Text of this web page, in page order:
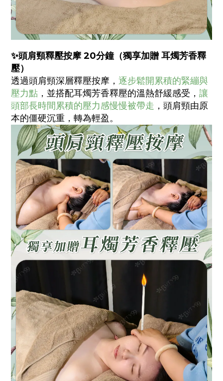
✨頭肩頸釋壓按摩 20分鐘（獨享加贈 耳燭芳香釋
壓）
透過頭肩頸深層釋壓按摩， 逐步鬆開累積的緊繃與
壓力點 ，並搭配耳燭芳香釋壓的溫熱舒緩感受， 讓
頭部長時間累積的壓力感慢慢被帶走 ，頭肩頸由原
本的僵硬沉重，轉為輕盈。